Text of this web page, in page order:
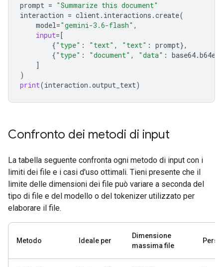
prompt = "Summarize this document"
interaction = client. interactions .create(
model="gemini-3.6-flash" ,
input=[
{"type" : "text" , "text" : prompt},
{"type" : "document" , "data" : base64.
]
)
print(interaction .output_text)
Confronto dei metodi di input
La tabella seguente confronta ogni metodo di input con i
limiti dei file e i casi d'uso ottimali. Tieni presente che il
limite delle dimensioni dei file può variare a seconda del
tipo di file e del modello o del tokenizer utilizzato per
elaborare il file.
Metodo Ideale per
Dimensione
massima file